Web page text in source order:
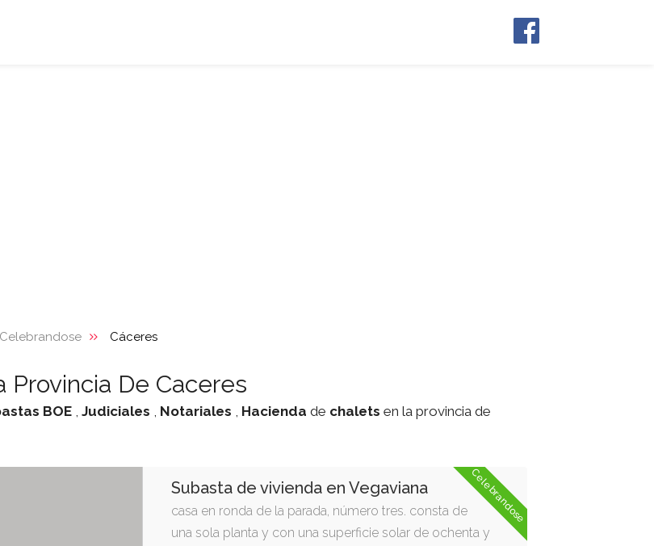
Celebrandose Cáceres
Provincia De Caceres
BOE , Judiciales , Notariales , Hacienda de chalets en la provincia de
Celebrandose
Subasta de vivienda en Vegaviana
casa en ronda de la parada, número tres. consta de
una sola planta y con una superficie solar de ochenta y